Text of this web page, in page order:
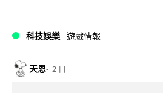
科技娛樂 遊戲情報
天恩 2 日